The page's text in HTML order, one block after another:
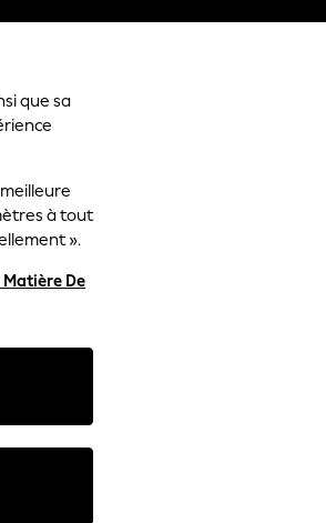
MAISON
que sa
à tout
».
De